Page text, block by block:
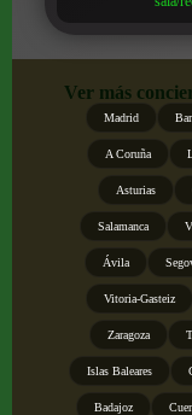
Ver más
Madrid
A Coruña
Asturias
Salamanca
Ávila
Vitoria-Gasteiz
Zaragoza
Islas Baleares
Badajoz